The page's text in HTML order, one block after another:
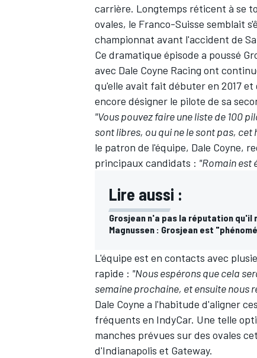
WEC
carrière. Longtemps réticent à se
ovales, le Franco-Suisse semblait
championnat avant l'accident de
Ce dramatique épisode a poussé
avec Dale Coyne Racing ont
qu'elle avait fait débuter en 2017
encore désigner le pilote de sa
"Vous pouvez faire une liste de 100
sont libres, ou qui ne le sont pas, cet
le patron de l'équipe, Dale Coyne,
principaux candidats : "Romain est
Lire aussi :
Grosjean n'a pas la réputation
Magnussen : Grosjean est
L'équipe est en contacts avec
rapide : "Nous espérons que cela
semaine prochaine, et ensuite nous
Dale Coyne a l'habitude d'aligner
fréquents en IndyCar. Une telle
manches prévues sur des ovales
d'Indianapolis et Gateway.